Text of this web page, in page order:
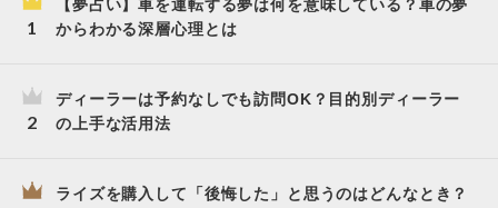
【夢占い】車を運転する夢は何を意味している？車の夢
からわかる深層心理とは
ディーラーは予約なしでも訪問OK？目的別ディーラー
の上手な活用法
ライズを購入して「後悔した」と思うのはどんなとき？